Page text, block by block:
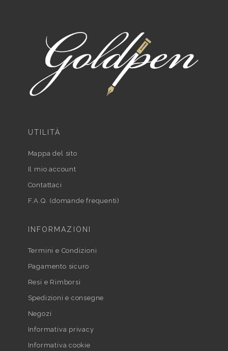
UTILITÀ
Mappa del sito
Il mio account
Contattaci
F.A.Q. (domande frequenti)
INFORMAZIONI
Termini e Condizioni
Pagamento sicuro
Resi e Rimborsi
Spedizioni e consegne
Negozi
Informativa privacy
Informativa cookie